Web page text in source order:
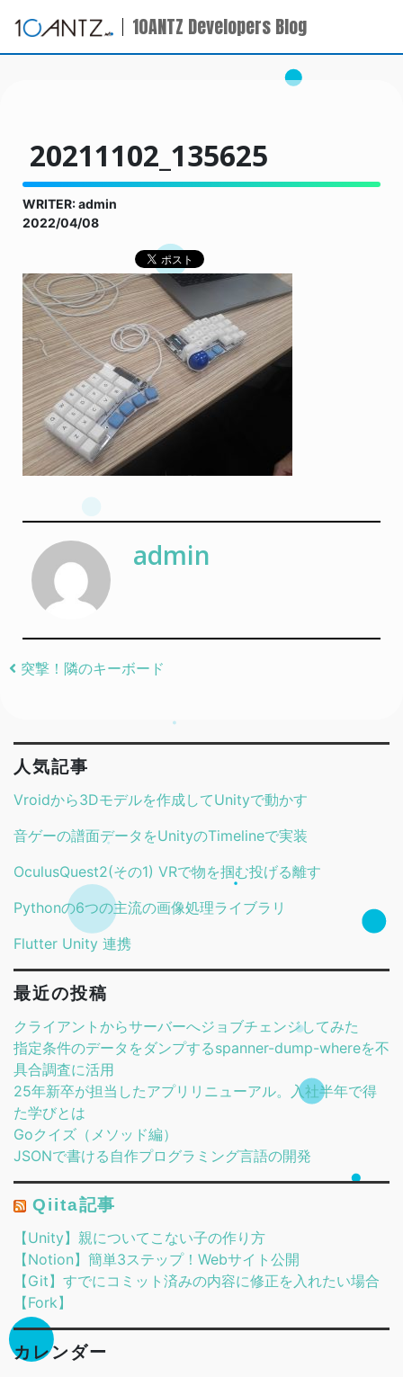
10ANTZ Developers Blog
20211102_135625
WRITER: admin
2022/04/08
admin
Post navigation
突撃！隣のキーボード
人気記事
Vroidから3Dモデルを作成してUnityで動かす
音ゲーの譜面データをUnityのTimelineで実装
OculusQuest2(その1) VRで物を掴む投げる離す
Pythonの6つの主流の画像処理ライブラリ
Flutter Unity 連携
最近の投稿
クライアントからサーバーへジョブチェンジしてみた
指定条件のデータをダンプするspanner-dump-whereを不
具合調査に活用
25年新卒が担当したアプリリニューアル。入社半年で得
た学びとは
Goクイズ（メソッド編）
JSONで書ける自作プログラミング言語の開発
Qiita記事
【Unity】親についてこない子の作り方
【Notion】簡単3ステップ！Webサイト公開
【Git】すでにコミット済みの内容に修正を入れたい場合
【Fork】
カレンダー